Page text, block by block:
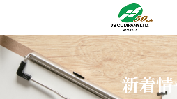
新着